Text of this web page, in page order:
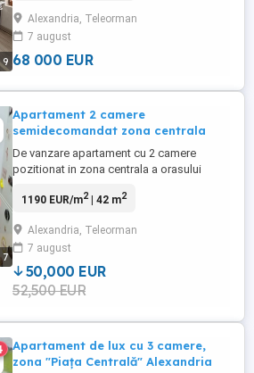
9
Foarte bine compartimentat - 57,6 mp Loc
de parcare ! Bloc de cărămidă, foarte bine
izolat, ...
Alexandria, Teleorman
7 august
68 000 EUR
7
Apartament 2 camere
semidecomandat zona centrala
De vanzare apartament cu 2 camere
pozitionat in zona centrala a orasului
str. Carpati (Pompieri)), vedere pe spate
lumina solara pana in jurul orei 13, access
rapid la orice (gradinite, scoli, policlinica,
dispensar, ...
1190 EUR/m2| 42 m2
Alexandria, Teleorman
7 august
50,000 EUR
52,500 EUR
Apartament de lux cu 3 camere,
zona "Piața Centrală" Alexandria